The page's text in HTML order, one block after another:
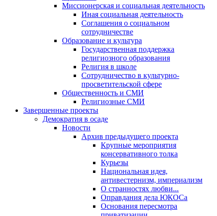
Миссионерская и социальная деятельность
Иная социальная деятельность
Соглашения о социальном
сотрудничестве
Образование и культура
Государственная поддержка
религиозного образования
Религия в школе
Сотрудничество в культурно-
просветительской сфере
Общественность и СМИ
Религиозные СМИ
Завершенные проекты
Демократия в осаде
Новости
Архив предыдущего проекта
Крупные мероприятия
консервативного толка
Курьезы
Национальная идея,
антивестернизм, империализм
О странностях любви...
Оправдания дела ЮКОСа
Основания пересмотра